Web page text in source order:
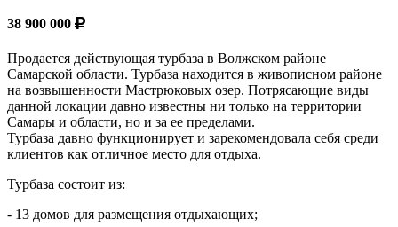
38 900 000
Продается действующая турбаза в Волжском районе
Самарской области. Турбаза находится в живописном районе
на возвышенности Мастрюковых озер. Потрясающие виды
данной локации давно известны ни только на территории
Самары и области, но и за ее пределами.
Турбаза давно функционирует и зарекомендовала себя среди
клиентов как отличное место для отдыха.
Турбаза состоит из:
- 13 домов для размещения отдыхающих;